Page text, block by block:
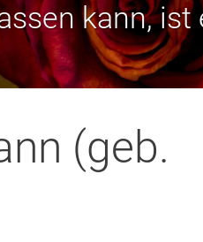
kann,
(geb.